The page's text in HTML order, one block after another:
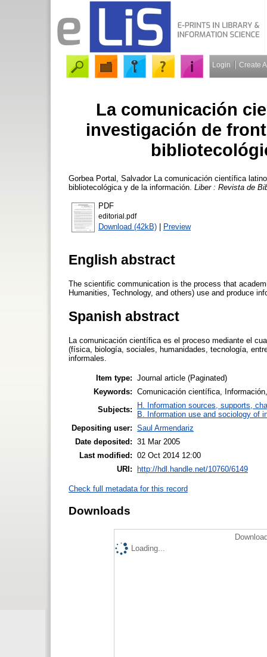
Login Create
La comunicación
investigación de
Gorbea Portal, SalvadorLa comunicación científica
bibliotecológica y de la información. Liber : Revista de
PDF
editorial.pdf
Download (42kB) | Preview
English abstract
The scientific communication is the process that
Humanities, Technology, and others) use and produce
Spanish abstract
La comunicación científica es el proceso mediante el
(física, biología, sociales, humanidades, tecnología,
informales.
Item type: Journal article (Paginated)
Keywords: Comunicación científica,
Subjects:
H. Information sources, supports,
B. Information use and sociology of
Depositing user: Saul Armendariz
Date deposited: 31 Mar 2005
Last modified: 02 Oct 2014 12:00
URI:
http://hdl.handle.net/10760/6149
Check full metadata for this record
Downloads
Loading...